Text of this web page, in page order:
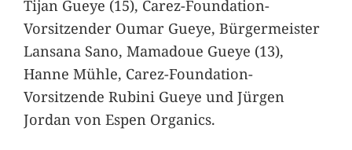
Tijan Gueye (15), Carez-Foundation-
Vorsitzender Oumar Gueye, Bürgermeister
Lansana Sano, Mamadoue Gueye (13),
Hanne Mühle, Carez-Foundation-
Vorsitzende Rubini Gueye und Jürgen
Jordan von Espen Organics.